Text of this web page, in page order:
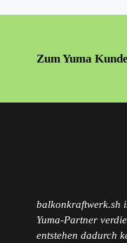
Zum Yuma
balkonkraftwerk.sh
Yuma-Partner
entstehen dadurch